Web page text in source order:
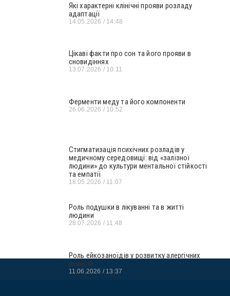
Які характерні клінічні прояви розладу
адаптації
14.05.2026 14:48
Цікаві факти про сон та його прояви в
сновидіннях
13.07.2026 10:11
Ферменти меду та його компоненти
26.06.2026 10:52
Стигматизація психічних розладів у
медичному середовищі: від «залізної
людини» до культури ментальної стійкості
та емпатії
18.05.2026 11:07
Роль подушки в лікуванні та в житті
людини
28.07.2026 11:48
Роль ейкозаноїдів у розвитку алергічних
реакцій
11.06.2026 13:37